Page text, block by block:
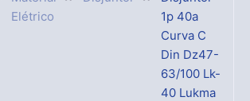
Elétrico
1p 40a
Curva C
Din Dz47-
63/100 Lk-
40 Lukma